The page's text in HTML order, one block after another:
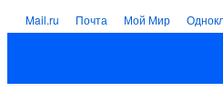
Mail.ru Почта Мой Мир